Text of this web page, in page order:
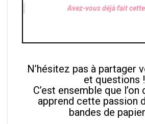
Avez-vous déjà fait
N’hésitez pas à partager
et questions !
C’est ensemble que
apprend cette passion
bandes de papier